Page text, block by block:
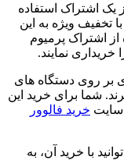
یک اشتراک استفاده
تخفیف ویژه به این
اشتراک پرمیوم
خریداری نمایند.
بر روی دستگاه‌ های
شما برای خرید این
سایت خرید فالوور
با خرید آن، به